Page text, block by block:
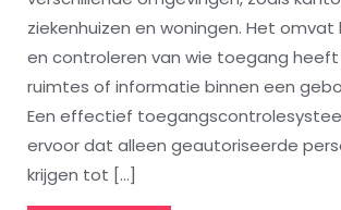
ziekenhuizen en woningen. Het
en controleren van wie toegang
ruimtes of informatie binnen een
Een effectief
ervoor dat alleen geautoriseerde
krijgen tot […]